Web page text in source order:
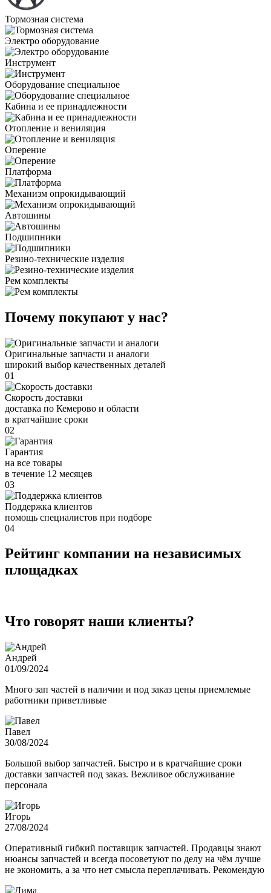
Тормозная система
Электро оборудование
Инструмент
Оборудование специальное
Кабина и ее принадлежности
Отопление и вениляция
Оперение
Платформа
Механизм опрокидывающий
Автошины
Подшипники
Резино-технические изделия
Рем комплекты
Почему покупают у нас?
Оригинальные запчасти и аналоги
широкий выбор качественных деталей
01
Скорость доставки
доставка по Кемерово и области
в кратчайшие сроки
02
Гарантия
на все товары
в течение 12 месяцев
03
Поддержка клиентов
помощь специалистов при подборе
04
Рейтинг компании на независимых
площадках
Что говорят наши клиенты?
Андрей
01/09/2024
Много зап частей в наличии и под заказ цены приемлемые
работники приветливые
Павел
30/08/2024
Большой выбор запчастей. Быстро и в кратчайшие сроки
доставки запчастей под заказ. Вежливое обслуживание
персонала
Игорь
27/08/2024
Оперативный гибкий поставщик запчастей. Продавцы знают
нюансы запчастей и всегда посоветуют по делу на чём лучше
не экономить, а за что нет смысла переплачивать. Рекомендую